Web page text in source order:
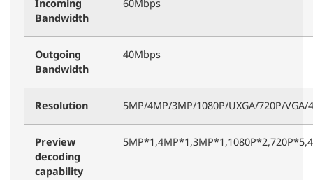
Incoming
Bandwidth
60Mbps
Outgoing
Bandwidth
40Mbps
Resolution 5MP/4MP/3MP/1080P/UXGA/720P/VGA/
Preview
decoding
capability